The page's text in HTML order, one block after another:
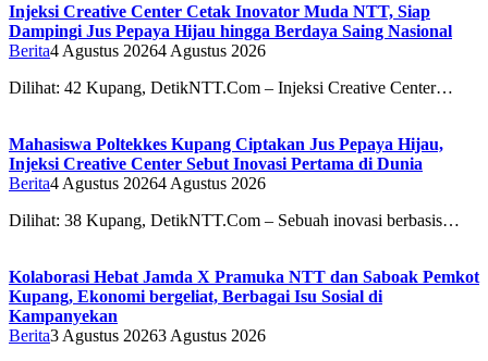
Injeksi Creative Center Cetak Inovator Muda NTT, Siap
Dampingi Jus Pepaya Hijau hingga Berdaya Saing Nasional
Berita4 Agustus 20264 Agustus 2026
Dilihat: 42 Kupang, DetikNTT.Com – Injeksi Creative Center…
Mahasiswa Poltekkes Kupang Ciptakan Jus Pepaya Hijau,
Injeksi Creative Center Sebut Inovasi Pertama di Dunia
Berita4 Agustus 20264 Agustus 2026
Dilihat: 38 Kupang, DetikNTT.Com – Sebuah inovasi berbasis…
Kolaborasi Hebat Jamda X Pramuka NTT dan Saboak Pemkot
Kupang, Ekonomi bergeliat, Berbagai Isu Sosial di
Kampanyekan
Berita3 Agustus 20263 Agustus 2026